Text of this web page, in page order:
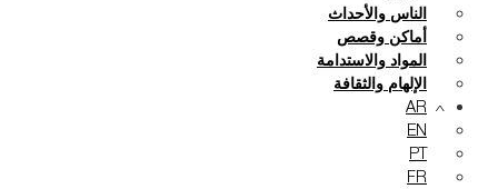
الناس والأحداث
أماكن وقصص
المواد والاستدامة
الإلهام والثقافة
AR
EN
PT
FR